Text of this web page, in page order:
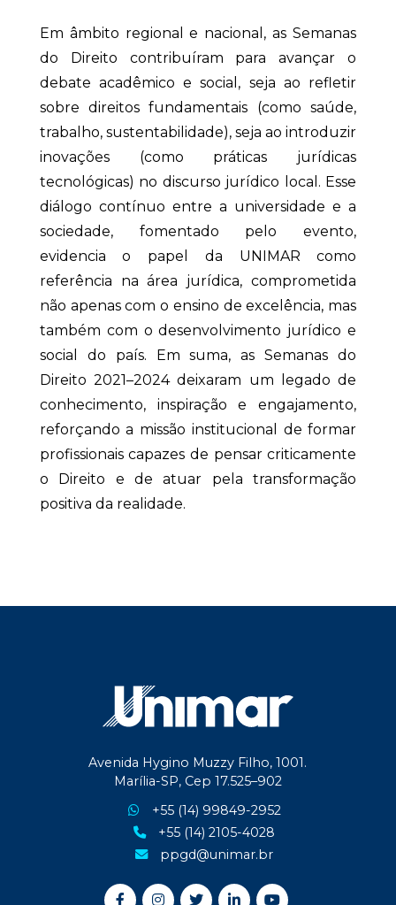
Em âmbito regional e nacional, as Semanas
do Direito contribuíram para avançar o
debate acadêmico e social, seja ao refletir
sobre direitos fundamentais (como saúde,
trabalho, sustentabilidade), seja ao introduzir
inovações (como práticas jurídicas
tecnológicas) no discurso jurídico local. Esse
diálogo contínuo entre a universidade e a
sociedade, fomentado pelo evento,
evidencia o papel da UNIMAR como
referência na área jurídica, comprometida
não apenas com o ensino de excelência, mas
também com o desenvolvimento jurídico e
social do país. Em suma, as Semanas do
Direito 2021–2024 deixaram um legado de
conhecimento, inspiração e engajamento,
reforçando a missão institucional de formar
profissionais capazes de pensar criticamente
o Direito e de atuar pela transformação
positiva da realidade.
Avenida Hygino Muzzy Filho, 1001.
Marília-SP, Cep 17.525–902
+55 (14) 99849-2952
+55 (14) 2105-4028
ppgd@unimar.br